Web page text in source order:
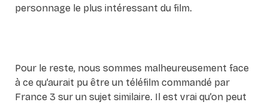
personnage le plus intéressant du film.
Pour le reste, nous sommes malheureusement face
à ce qu’aurait pu être un téléfilm commandé par
France 3 sur un sujet similaire. Il est vrai qu’on peut